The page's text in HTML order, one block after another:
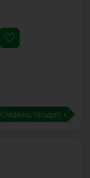
Следващ продукт »